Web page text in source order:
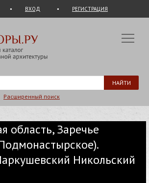
ВХОД РЕГИСТРАЦИЯ
Расширенный поиск
область, Заречье
Никольский